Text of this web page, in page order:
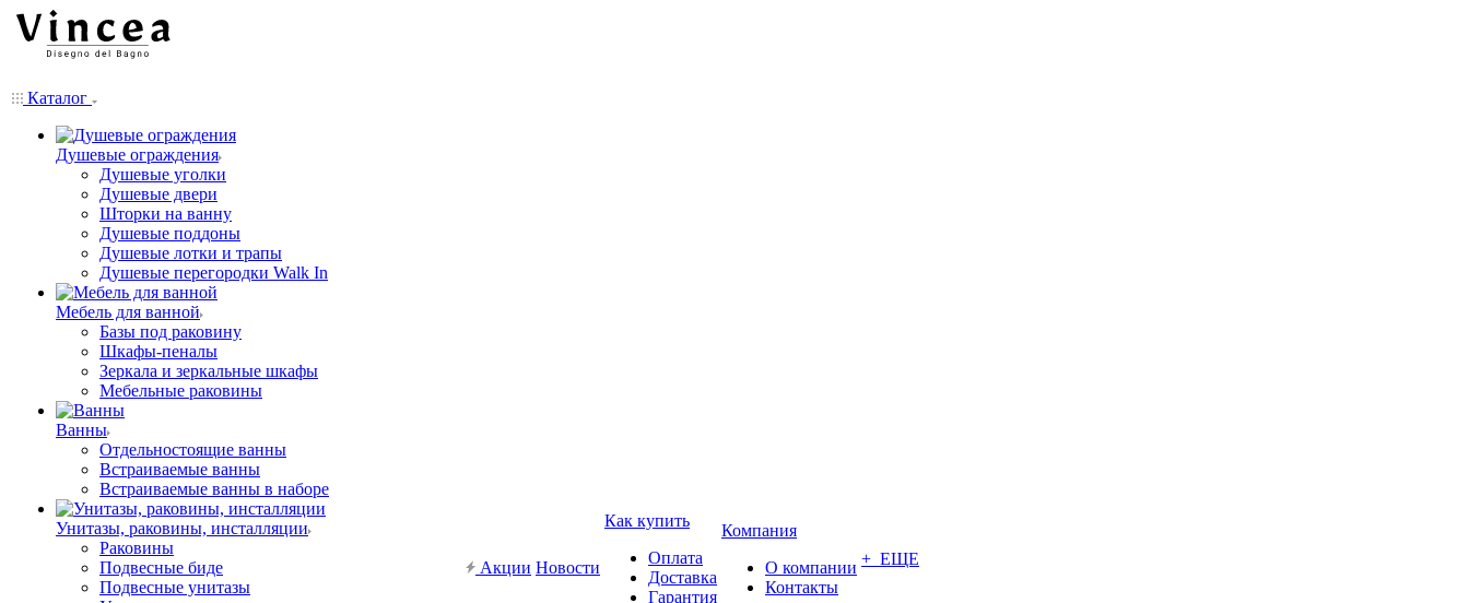
Каталог
Душевые ограждения
Душевые уголки
Душевые двери
Шторки на ванну
Душевые поддоны
Душевые лотки и трапы
Душевые перегородки Walk In
Мебель для ванной
Базы под раковину
Шкафы-пеналы
Зеркала и зеркальные шкафы
Мебельные раковины
Ванны
Отдельностоящие ванны
Встраиваемые ванны
Встраиваемые ванны в наборе
Унитазы, раковины, инсталляции
Раковины
Подвесные биде
Подвесные унитазы
Акции Новости
Как купить
Оплата
Доставка
Гарантия
Компания
О компании
Контакты
+ ЕЩЕ